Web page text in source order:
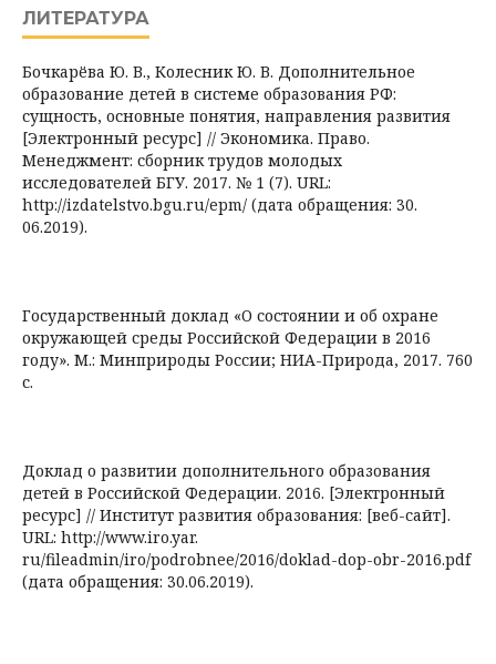
ЛИТЕРАТУРА
Бочкарёва Ю. В., Колесник Ю. В. Дополнительное
образование детей в системе образования РФ:
сущность, основные понятия, направления развития
[Электронный ресурс] // Экономика. Право.
Менеджмент: сборник трудов молодых
исследователей БГУ. 2017. № 1 (7). URL:
http://izdatelstvo.bgu.ru/epm/ (дата обращения: 30.
06.2019).
Государственный доклад «О состоянии и об охране
окружающей среды Российской Федерации в 2016
году». М.: Минприроды России; НИА-Природа, 2017. 760
с.
Доклад о развитии дополнительного образования
детей в Российской Федерации. 2016. [Электронный
ресурс] // Институт развития образования: [веб-сайт].
URL: http://www.iro.yar.
ru/fileadmin/iro/podrobnee/2016/doklad-dop-obr-2016.pdf
(дата обращения: 30.06.2019).